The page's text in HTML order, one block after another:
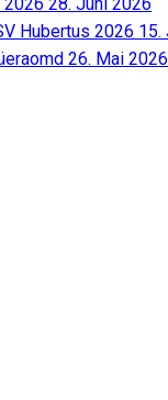
Hubertus 2026 15.
26. Mai 2026